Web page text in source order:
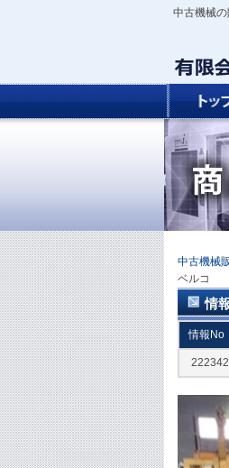
中古機械
中古機械
ベルコ
情
情報No
222342